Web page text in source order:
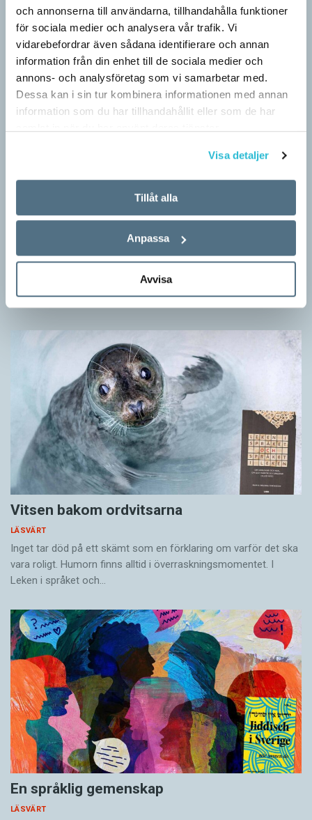
och annonserna till användarna, tillhandahålla funktioner
för sociala medier och analysera vår trafik. Vi
vidarebefordrar även sådana identifierare och annan
information från din enhet till de sociala medier och
annons- och analysföretag som vi samarbetar med.
Dessa kan i sin tur kombinera informationen med annan
information som du har tillhandahållit eller som de har
Visa detaljer
Tillåt alla
Anpassa
Avvisa
med…
Egna tankar om andras skrivande
I boken Om skrivande slår psykoanalytikern Per Magnus
Katarina Frostenson och Gunnar Ekelöf samt tänkare som
Sigmund Freud,…
Vitsen bakom ordvitsarna
LÄSVÄRT
Inget tar död på ett skämt som en förklaring om varför det ska
vara roligt. Humorn finns alltid i överrask­ningsmomentet. I
Leken i språket och…
En språklig gemenskap
LÄSVÄRT